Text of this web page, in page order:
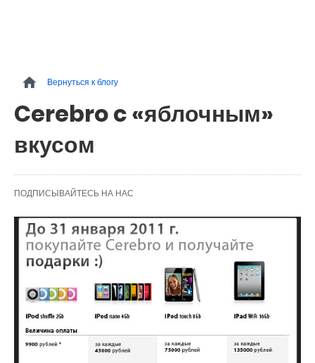
Вернуться к блогу
Cerebro c «яблочным»
вкусом
ПОДПИСЫВАЙТЕСЬ НА НАС